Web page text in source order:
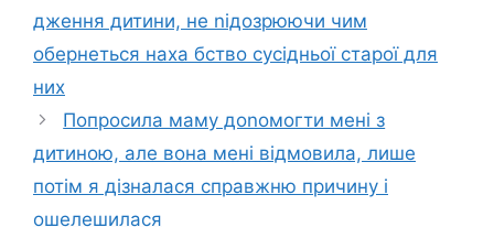
дження дитини, не nідозрюючи чим
обернеться наха бство сусідньої старої для
них
Попросила маму доnомогти мені з
дитиною, але вона мені відмовила, лише
потім я дізналася справжню причину і
ошелешилася